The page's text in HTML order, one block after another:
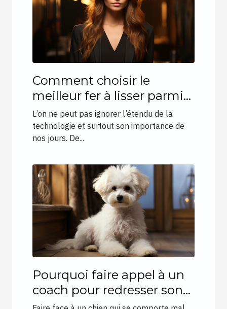
Comment choisir le
meilleur fer à lisser parmi
les nouvelles inventions ?
L’on ne peut pas ignorer l’étendu de la
technologie et surtout son importance de
nos jours. De...
Pourquoi faire appel à un
coach pour redresser son
chien ?